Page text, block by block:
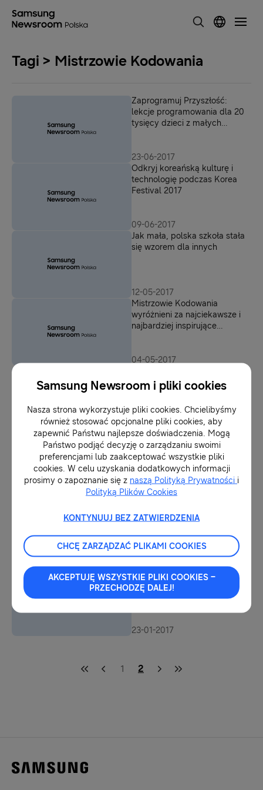
Tagi > Mistrzowie Kodowania
Zaprogramuj Przyszłość:
lekcje programowania dla 20
tysięcy dzieci z małych
23-06-2017
Odkryj koreańską kulturę i
technologię podczas Korea
Festival 2017
09-06-2017
Jak mała, polska szkoła stała
się wzorem dla innych
12-05-2017
Mistrzowie Kodowania
wyróżnieni za najciekawsze i
najbardziej inspirujące
04-05-2017
nowych technologii
08-03-2017
Samsung wspiera Mistrzynie
Kodowania
01-03-2017
zwiększa bezpieczeństwo
70 szkół w Polsce zostało
wyróżnionych przez firmę
Samsung
23-01-2017
1 2
Samsung Newsroom i pliki cookies
Nasza strona wykorzystuje pliki cookies. Chcielibyśmy
również stosować opcjonalne pliki cookies, aby
zapewnić Państwu najlepsze doświadczenia. Mogą
Państwo podjąć decyzję o zarządzaniu swoimi
preferencjami lub zaakceptować wszystkie pliki
cookies. W celu uzyskania dodatkowych informacji
prosimy o zapoznanie się z naszą Polityką Prywatności i
Polityką Plików Cookies
KONTYNUUJ BEZ ZATWIERDZENIA
CHCĘ ZARZĄDZAĆ PLIKAMI COOKIES
AKCEPTUJĘ WSZYSTKIE PLIKI COOKIES –
PRZECHODZĘ DALEJ!